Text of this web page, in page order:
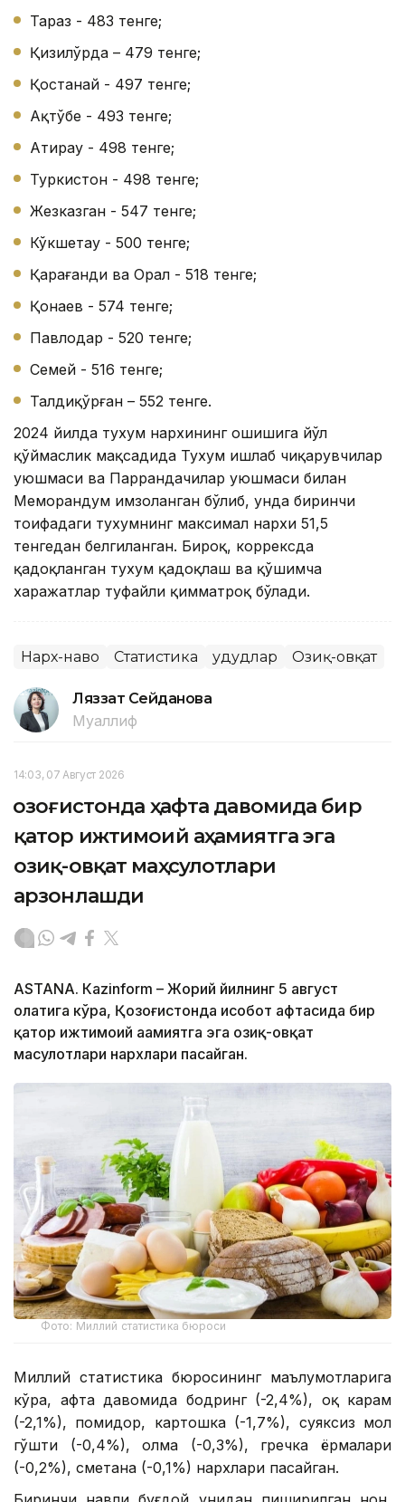
Тараз - 483 тенге;
Қизилўрда – 479 тенге;
Қостанай - 497 тенге;
Ақтўбе - 493 тенге;
Атирау - 498 тенге;
Туркистон - 498 тенге;
Жезказган - 547 тенге;
Кўкшетау - 500 тенге;
Қарағанди ва Орал - 518 тенге;
Қонаев - 574 тенге;
Павлодар - 520 тенге;
Семей - 516 тенге;
Талдиқўрған – 552 тенге.
2024 йилда тухум нархининг ошишига йўл
қўймаслик мақсадида Тухум ишлаб чиқарувчилар
уюшмаси ва Паррандачилар уюшмаси билан
Меморандум имзоланган бўлиб, унда биринчи
тоифадаги тухумнинг максимал нархи 51,5
тенгедан белгиланган. Бироқ, коррексда
қадоқланган тухум қадоқлаш ва қўшимча
харажатлар туфайли қимматроқ бўлади.
Нарх-наво Статистика Ҳудудлар Озиқ-овқат
Ляззат Сейданова
Муаллиф
14:03, 07 Август 2026
Қозоғистонда ҳафта давомида бир
қатор ижтимоий аҳамиятга эга
озиқ-овқат маҳсулотлари
арзонлашди
ASTANА. Кazinform – Жорий йилнинг 5 август
ҳолатига кўра, Қозоғистонда ҳисобот ҳафтасида бир
қатор ижтимоий аҳамиятга эга озиқ-овқат
маҳсулотлари нархлари пасайган.
Фото: Миллий статистика бюроси
Миллий статистика бюросининг маълумотларига
кўра, ҳафта давомида бодринг (-2,4%), оқ карам
(-2,1%), помидор, картошка (-1,7%), суяксиз мол
гўшти (-0,4%), олма (-0,3%), гречка ёрмалари
(-0,2%), сметана (-0,1%) нархлари пасайган.